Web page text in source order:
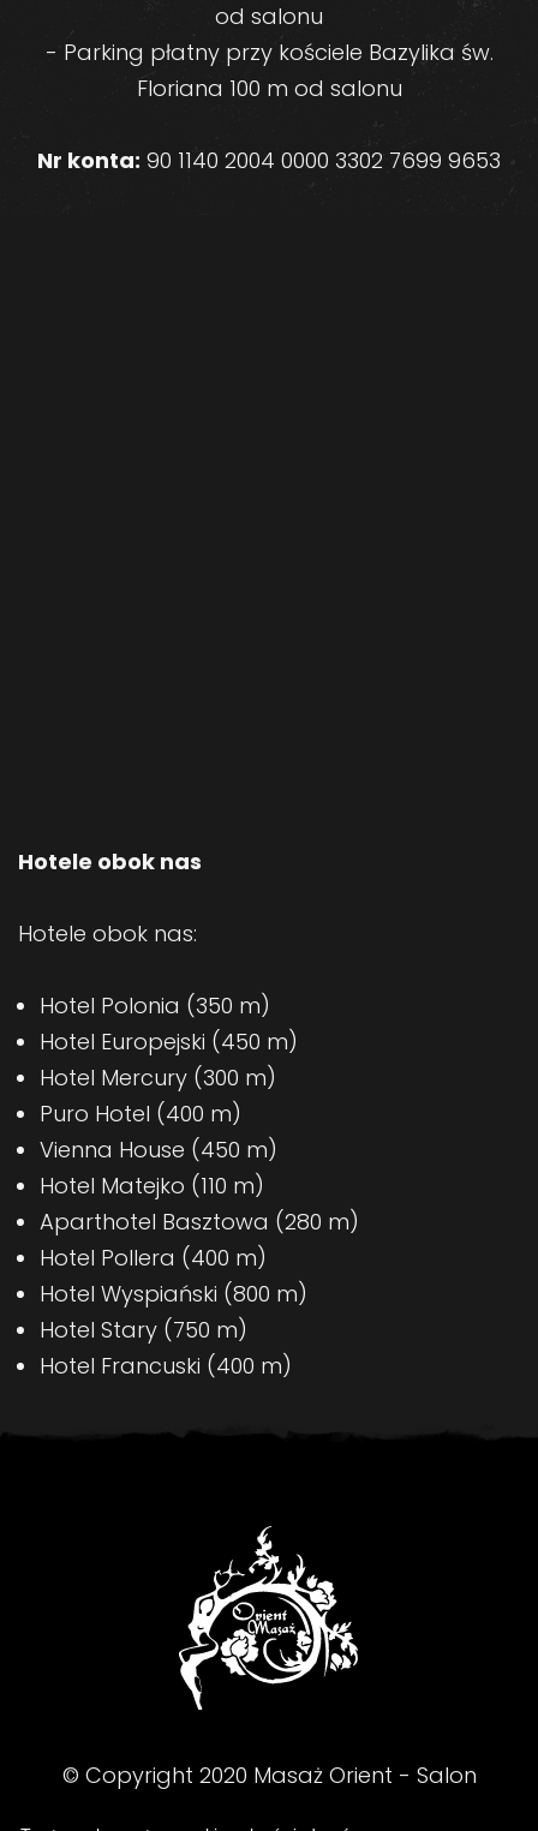
od salonu
- Parking płatny przy kościele Bazylika św.
Floriana 100 m od salonu
Nr konta: 90 1140 2004 0000 3302 7699 9653
Hotele obok nas
Hotele obok nas:
Hotel Polonia (350 m)
Hotel Europejski (450 m)
Hotel Mercury (300 m)
Puro Hotel (400 m)
Vienna House (450 m)
Hotel Matejko (110 m)
Aparthotel Basztowa (280 m)
Hotel Pollera (400 m)
Hotel Wyspiański (800 m)
Hotel Stary (750 m)
Hotel Francuski (400 m)
© Copyright 2020 Masaż Orient - Salon